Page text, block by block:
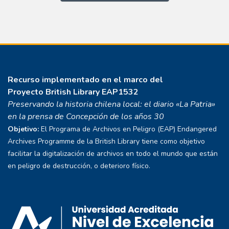
Recurso implementado en el marco del
Proyecto British Library EAP1532
Preservando la historia chilena local: el diario «La Patria»
en la prensa de Concepción de los años 30
Objetivo: El Programa de Archivos en Peligro (EAP) Endangered
Archives Programme de la British Library tiene como objetivo
facilitar la digitalización de archivos en todo el mundo que están
en peligro de destrucción, o deterioro físico.